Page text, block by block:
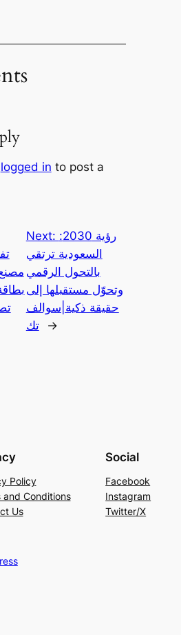
logged in to post a
مصنع
Next: رؤية 2030:
السعودية ترتقي
بالتحول الرقمي
وتحوّل مستقبلها إلى
حقيقة ذكية|سوالف
تك
→
Policy
and Conditions
Us
Social
Facebook
Instagram
Twitter/X